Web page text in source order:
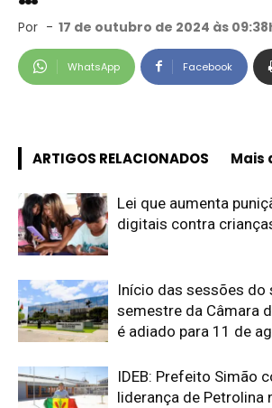
Por - 17 de outubro de 2024 às
WhatsApp Facebook
ARTIGOS RELACIONADOS Mais
Lei que aumenta
digitais contra
Início das sessões do
semestre da Câmara
é adiado para 11 de
IDEB: Prefeito Simão
liderança de Petrolina